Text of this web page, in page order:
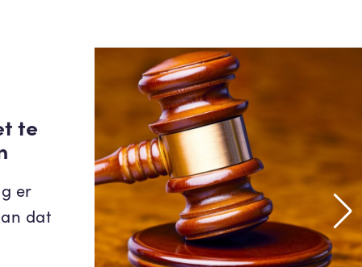
te
er
dat